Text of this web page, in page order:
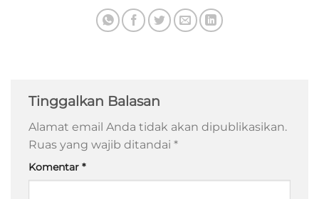
Tinggalkan Balasan
Alamat email Anda tidak akan dipublikasikan.
Ruas yang wajib ditandai *
Komentar *